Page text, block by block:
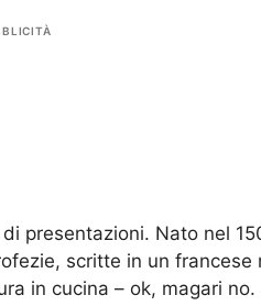
presentazioni. Nato nel
scritte in un
in cucina – ok, magari no.